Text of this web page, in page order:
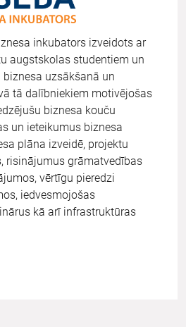
inkubators izveidots ar
augstskolas studentiem un
uzsākšanā un
tā dalībniekiem motivējošas
biznesa kouču
un ieteikumus biznesa
plāna izveidē, projektu
risinājumus grāmatvedības
vērtīgu pieredzi
iedvesmojošas
kā arī infrastruktūras